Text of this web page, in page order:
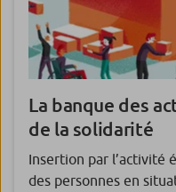
La banque des
de la solidarité
Insertion par l’activité
des personnes en